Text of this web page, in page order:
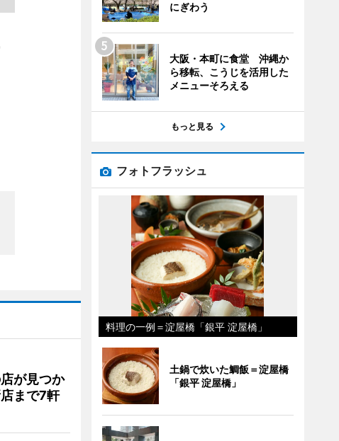
が見つか
まで7軒
にぎわう
大阪・本町に食堂 沖縄か
ら移転、こうじを活用した
メニューそろえる
もっと見る
フォトフラッシュ
料理の一例＝淀屋橋「銀平 淀屋橋」
土鍋で炊いた鯛飯＝淀屋橋
「銀平 淀屋橋」